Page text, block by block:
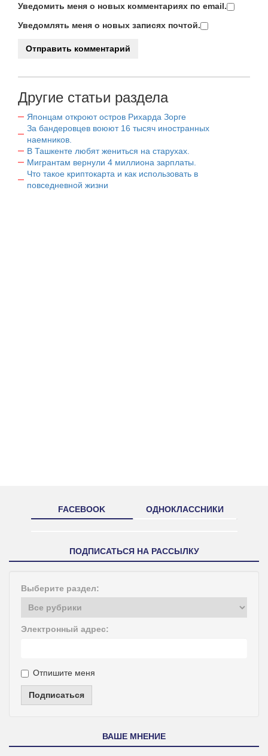
Уведомить меня о новых комментариях по email.
Уведомлять меня о новых записях почтой.
Другие статьи раздела
Японцам откроют остров Рихарда Зорге
За бандеровцев воюют 16 тысяч иностранных
наемников.
В Ташкенте любят жениться на старухах.
Мигрантам вернули 4 миллиона зарплаты.
Что такое криптокарта и как использовать в
повседневной жизни
FACEBOOK ОДНОКЛАССНИКИ
ПОДПИСАТЬСЯ НА РАССЫЛКУ
Выберите раздел:
Электронный адрес:
Отпишите меня
Подписаться
ВАШЕ МНЕНИЕ